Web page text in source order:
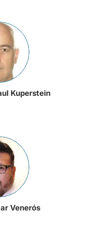
Kuperstein
Venerós